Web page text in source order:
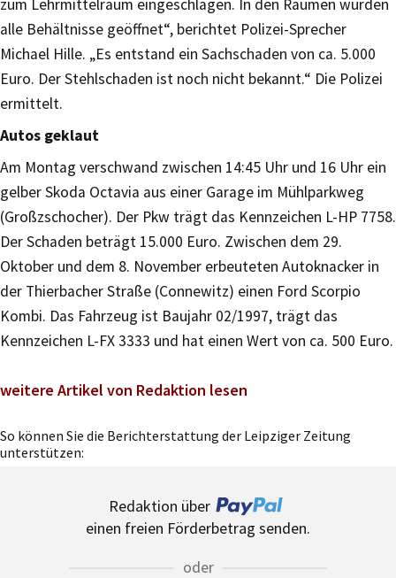
zum Lehrmittelraum eingeschlagen. In den Räumen wurden
alle Behältnisse geöffnet“, berichtet Polizei-Sprecher
Michael Hille. „Es entstand ein Sachschaden von ca. 5.000
Euro. Der Stehlschaden ist noch nicht bekannt.“ Die Polizei
ermittelt.
Autos geklaut
Am Montag verschwand zwischen 14:45 Uhr und 16 Uhr ein
gelber Skoda Octavia aus einer Garage im Mühlparkweg
(Großzschocher). Der Pkw trägt das Kennzeichen L-HP 7758.
Der Schaden beträgt 15.000 Euro. Zwischen dem 29.
Oktober und dem 8. November erbeuteten Autoknacker in
der Thierbacher Straße (Connewitz) einen Ford Scorpio
Kombi. Das Fahrzeug ist Baujahr 02/1997, trägt das
Kennzeichen L-FX 3333 und hat einen Wert von ca. 500 Euro.
weitere Artikel von Redaktion lesen
So können Sie die Berichterstattung der Leipziger Zeitung
unterstützen:
Redaktion über
einen freien Förderbetrag senden.
oder